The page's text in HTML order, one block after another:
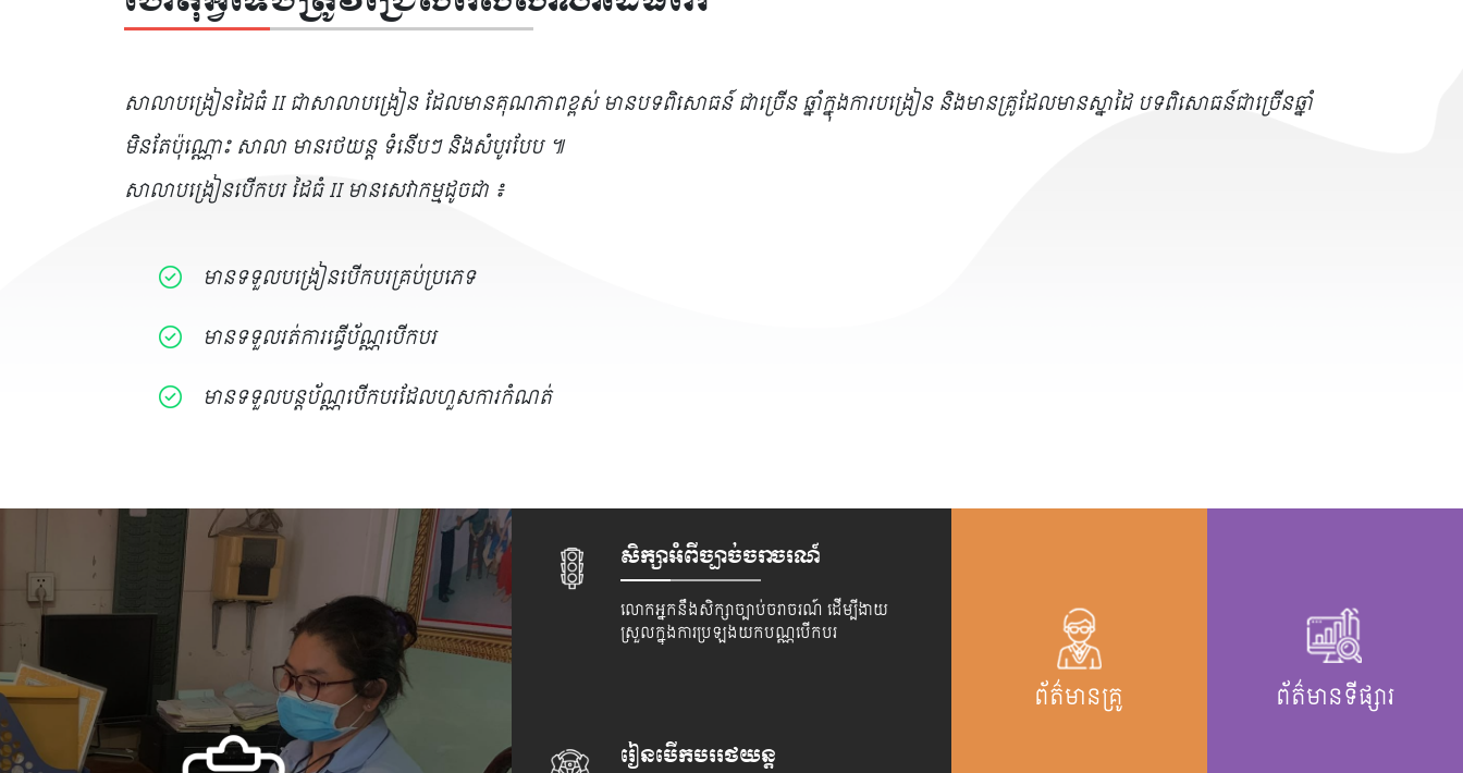
សាលាបង្រៀនដៃធំ II ជាសាលាបង្រៀន ដែលមានគុណភាពខ្ពស់ មានបទពិសោធន៍ ជាច្រើន ឆ្នាំក្នុងការបង្រៀន និងមានគ្រូដែលមានស្នាដៃ បទពិសោធន៍ជាច្រើនឆ្នាំ
មិនតែប៉ុណ្ណោះ សាលា មានរថយន្ត ទំនើបៗ និងសំបូរបែប ៕
សាលាបង្រៀនបើកបរ ដៃធំ II មានសេវាកម្មដូចជា ៖
មានទទួលបង្រៀនបើកបរគ្រប់ប្រភេទ
មានទទួលរត់ការធ្វើប័ណ្ណបើកបរ
មានទទួលបន្តប័ណ្ណបើកបរដែលហួសការកំណត់
សិក្សាអំពីច្បាច់ចរាចរណ៍
លោកអ្នកនឹងសិក្សាច្បាប់ចរាចរណ៍ ដើម្បីងាយ
ស្រួលក្នុងការប្រឡងយកបណ្ណបើកបរ
រៀនបើកបររថយន្ត
ព័ត៌មានគ្រូ ព័ត៌មានទីផ្សារ